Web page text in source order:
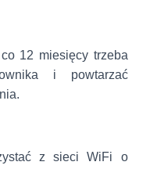
12 miesięcy trzeba
i powtarzać
z sieci WiFi o